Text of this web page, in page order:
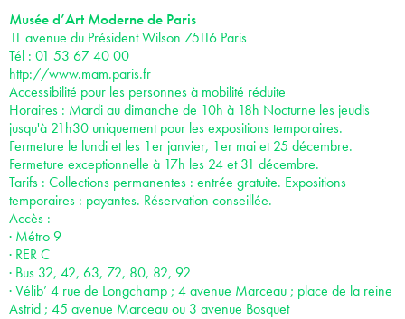
Musée d’Art Moderne de Paris
11 avenue du Président Wilson 75116 Paris
Tél : 01 53 67 40 00
http://www.mam.paris.fr
Accessibilité pour les personnes à mobilité réduite
Horaires : Mardi au dimanche de 10h à 18h Nocturne les jeudis
jusqu'à 21h30 uniquement pour les expositions temporaires.
Fermeture le lundi et les 1er janvier, 1er mai et 25 décembre.
Fermeture exceptionnelle à 17h les 24 et 31 décembre.
Tarifs : Collections permanentes : entrée gratuite. Expositions
temporaires : payantes. Réservation conseillée.
Accès :
· Métro 9
· RER C
· Bus 32, 42, 63, 72, 80, 82, 92
· Vélib’ 4 rue de Longchamp ; 4 avenue Marceau ; place de la reine
Astrid ; 45 avenue Marceau ou 3 avenue Bosquet